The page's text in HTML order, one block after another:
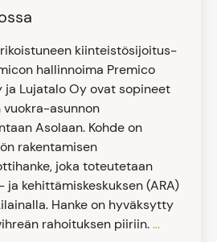
kiinteistösijoitus-
hallinnoima Premico
ja Lujatalo Oy ovat sopineet
asunnon
Asolaan. Kohde on
rakentamisen
joka toteutetaan
kehittämiskeskuksen (ARA)
Hanke on hyväksytty
rahoituksen piiriin....